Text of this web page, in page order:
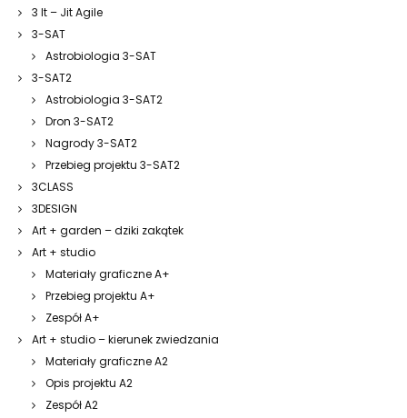
3 It – Jit Agile
3-SAT
Astrobiologia 3-SAT
3-SAT2
Astrobiologia 3-SAT2
Dron 3-SAT2
Nagrody 3-SAT2
Przebieg projektu 3-SAT2
3CLASS
3DESIGN
Art + garden – dziki zakątek
Art + studio
Materiały graficzne A+
Przebieg projektu A+
Zespół A+
Art + studio – kierunek zwiedzania
Materiały graficzne A2
Opis projektu A2
Zespół A2